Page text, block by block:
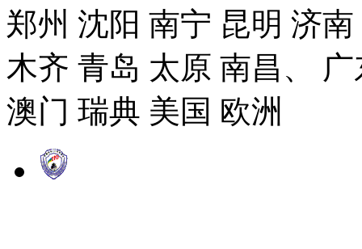
郑州 沈阳 南宁 昆明 济
木齐 青岛 太原 南昌、
澳门 瑞典 美国 欧洲